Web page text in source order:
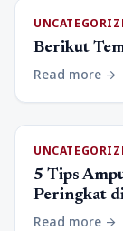
Berikut
Read more arrow_forward
5 Tips
Peringkat
Read more arrow_forward